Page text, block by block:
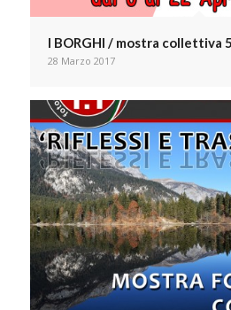
I BORGHI / mostra collettiva
28 Marzo 2017